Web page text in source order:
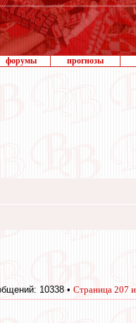
форумы прогнозы
10338 • Страница 207